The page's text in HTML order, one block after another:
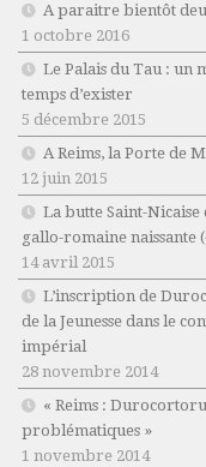
A paraitre bientôt
1 octobre 2016
Le Palais du Tau : un
temps d’exister
5 décembre 2015
A Reims, la Porte de
12 juin 2015
La butte Saint-
gallo-romaine naissante
14 avril 2015
L’inscription de
de la Jeunesse dans le
impérial
28 novembre 2014
« Reims :
problématiques »
1 novembre 2014